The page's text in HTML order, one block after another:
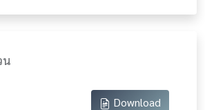
น
Download